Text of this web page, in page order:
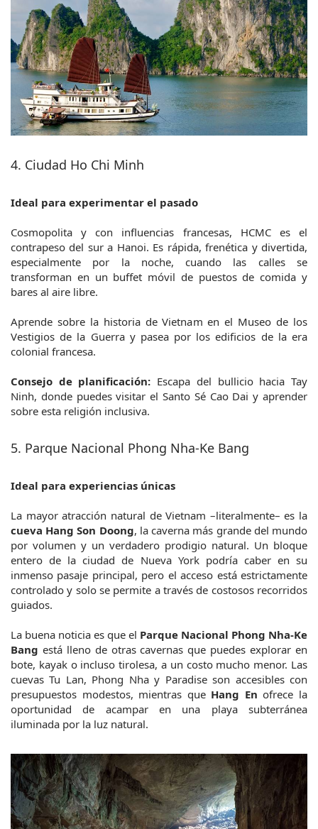
4. Ciudad Ho Chi Minh
Ideal para experimentar el pasado
Cosmopolita y con influencias francesas, HCMC es el
contrapeso del sur a Hanoi. Es rápida, frenética y divertida,
especialmente por la noche, cuando las calles se
transforman en un buffet móvil de puestos de comida y
bares al aire libre.
Aprende sobre la historia de Vietnam en el Museo de los
Vestigios de la Guerra y pasea por los edificios de la era
colonial francesa.
Consejo de planificación: Escapa del bullicio hacia Tay
Ninh, donde puedes visitar el Santo Sé Cao Dai y aprender
sobre esta religión inclusiva.
5. Parque Nacional Phong Nha-Ke Bang
Ideal para experiencias únicas
cueva Hang Son Doong, la caverna más grande del mundo
por volumen y un verdadero prodigio natural. Un bloque
entero de la ciudad de Nueva York podría caber en su
inmenso pasaje principal, pero el acceso está estrictamente
controlado y solo se permite a través de costosos recorridos
guiados.
La buena noticia es que el Parque Nacional Phong Nha-Ke
Bang está lleno de otras cavernas que puedes explorar en
bote, kayak o incluso tirolesa, a un costo mucho menor. Las
cuevas Tu Lan, Phong Nha y Paradise son accesibles con
presupuestos modestos, mientras que Hang En ofrece la
oportunidad de acampar en una playa subterránea
iluminada por la luz natural.